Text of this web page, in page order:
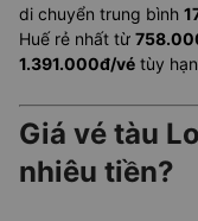
di chuyển trung bình
Huế rẻ nhất từ
1.391.000đ/vé tùy
Giá vé tàu
nhiêu tiền?